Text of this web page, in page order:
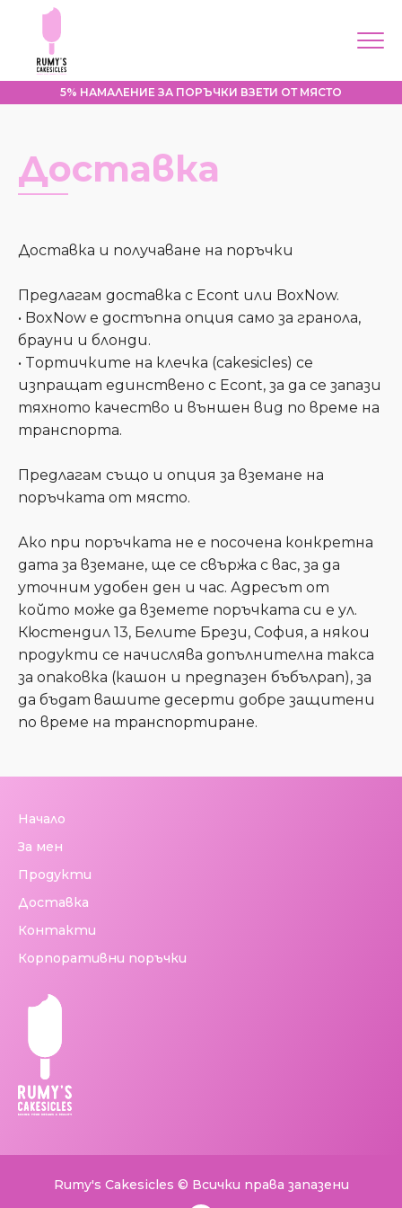
Начало
За мен
поръчки
Контакти
Моят профил
Направи поръчка
5% НАМАЛЕНИЕ ЗА ПОРЪЧКИ ВЗЕТИ ОТ МЯСТО
Доставка
Доставка и получаване на поръчки
Предлагам доставка с Econt или BoxNow.
• BoxNow е достъпна опция само за гранола,
брауни и блонди.
• Tортичките на клечка (cakesicles) се
изпращат единствено с Econt, за да се запази
тяхното качество и външен вид по време на
транспорта.
Предлагам също и опция за вземане на
поръчката от място.
Ако при поръчката не е посочена конкретна
дата за вземане, ще се свържа с вас, за да
уточним удобен ден и час. Адресът от
който може да вземете поръчката си е ул.
Кюстендил 13, Белите Брези, София, а някои
продукти се начислява допълнителна такса
за опаковка (кашон и предпазен бъбълрап), за
да бъдат вашите десерти добре защитени
по време на транспортиране.
Начало
За мен
Продукти
Доставка
Контакти
Корпоративни поръчки
Rumy's Cakesicles © Всички права запазени